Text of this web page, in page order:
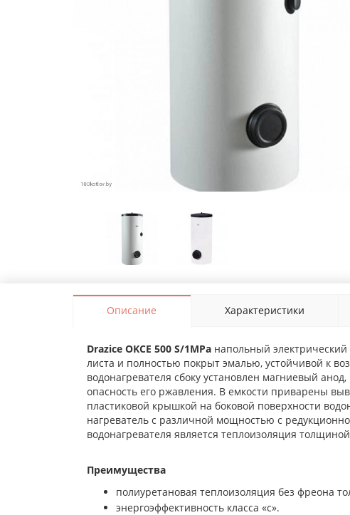
Описание Характеристики
Drazice OKCE 500 S/1MPa напольный
листа и полностью покрыт эмалью, устойчивой к
водонагревателя сбоку установлен магниевый
опасность его ржавления. В емкости приварены
пластиковой крышкой на боковой поверхности
нагреватель с различной мощностью с
водонагревателя является теплоизоляция
Преимущества
полиуретановая теплоизоляция без фреона
энергоэффективность класса «с».